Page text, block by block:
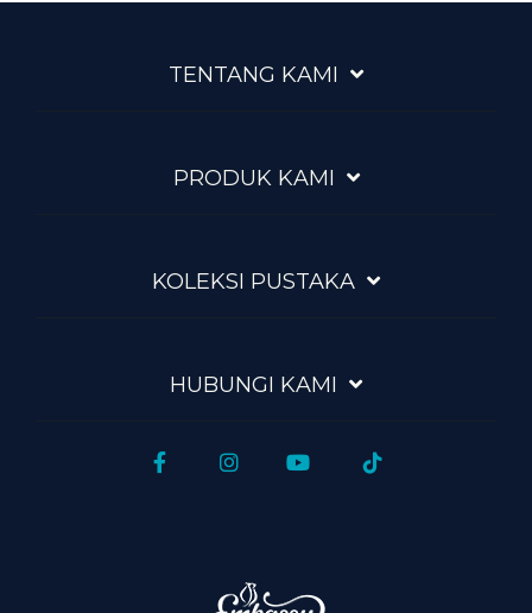
TENTANG KAMI
PRODUK KAMI
KOLEKSI PUSTAKA
HUBUNGI KAMI
FacebookInstagram
YouTubeTiktok